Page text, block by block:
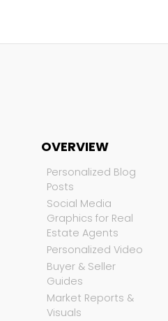
OVERVIEW
Personalized Blog
Posts
Social Media
Graphics for Real
Estate Agents
Personalized Video
Buyer & Seller
Guides
Market Reports &
Visuals